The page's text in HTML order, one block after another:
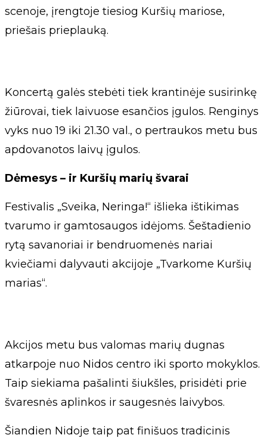
scenoje, įrengtoje tiesiog Kuršių mariose,
priešais prieplauką.
Koncertą galės stebėti tiek krantinėje susirinkę
žiūrovai, tiek laivuose esančios įgulos. Renginys
vyks nuo 19 iki 21.30 val., o pertraukos metu bus
apdovanotos laivų įgulos.
Dėmesys – ir Kuršių marių švarai
Festivalis „Sveika, Neringa!“ išlieka ištikimas
tvarumo ir gamtosaugos idėjoms. Šeštadienio
rytą savanoriai ir bendruomenės nariai
kviečiami dalyvauti akcijoje „Tvarkome Kuršių
marias“.
Akcijos metu bus valomas marių dugnas
atkarpoje nuo Nidos centro iki sporto mokyklos.
Taip siekiama pašalinti šiukšles, prisidėti prie
švaresnės aplinkos ir saugesnės laivybos.
Šiandien Nidoje taip pat finišuos tradicinis